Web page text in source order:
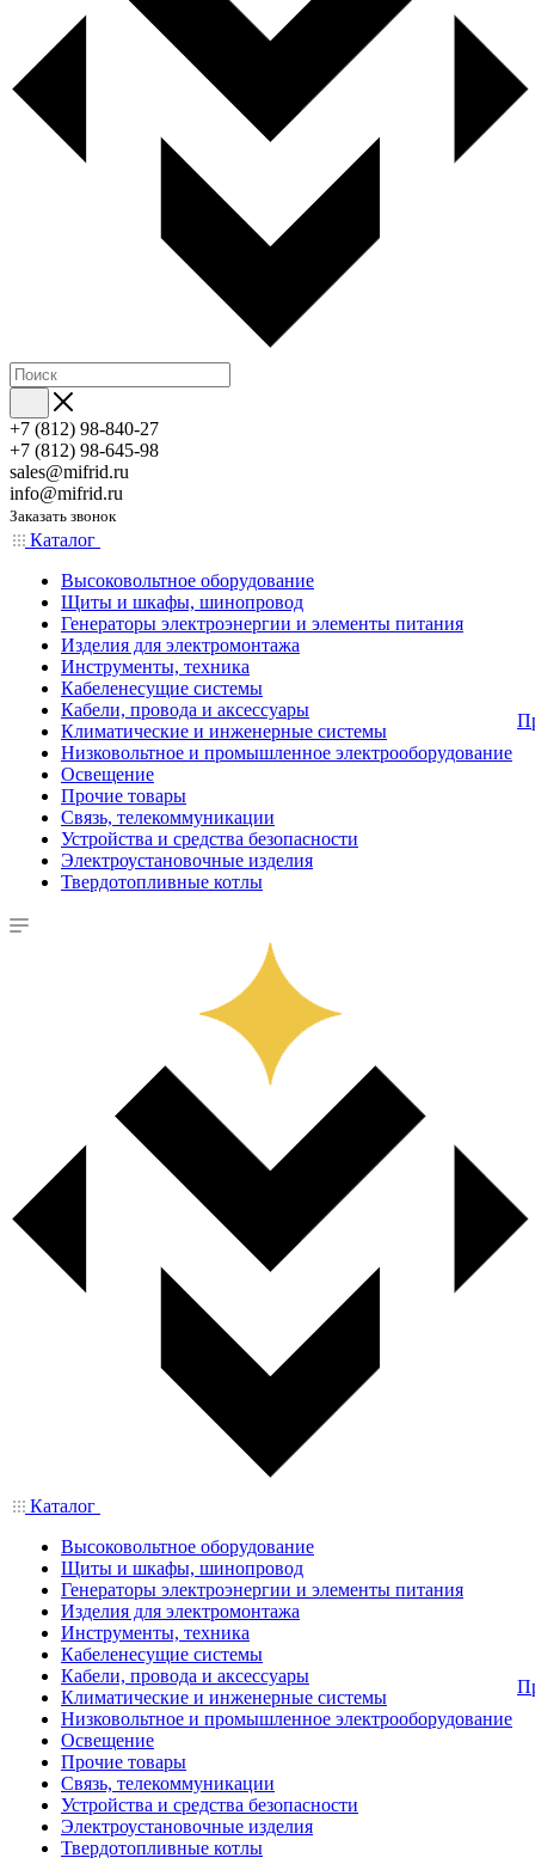
+7 (812) 98-840-27
+7 (812) 98-645-98
sales@mifrid.ru
info@mifrid.ru
Заказать звонок
Каталог
Высоковольтное оборудование
Щиты и шкафы, шинопровод
Генераторы электроэнергии и элементы питания
Изделия для электромонтажа
Инструменты, техника
Кабеленесущие системы
Кабели, провода и аксессуары
Климатические и инженерные системы
Низковольтное и промышленное электрооборудование
Освещение
Прочие товары
Связь, телекоммуникации
Устройства и средства безопасности
Электроустановочные изделия
Твердотопливные котлы
Каталог
Высоковольтное оборудование
Щиты и шкафы, шинопровод
Генераторы электроэнергии и элементы питания
Изделия для электромонтажа
Инструменты, техника
Кабеленесущие системы
Кабели, провода и аксессуары
Климатические и инженерные системы
Низковольтное и промышленное электрооборудование
Освещение
Прочие товары
Связь, телекоммуникации
Устройства и средства безопасности
Электроустановочные изделия
Твердотопливные котлы